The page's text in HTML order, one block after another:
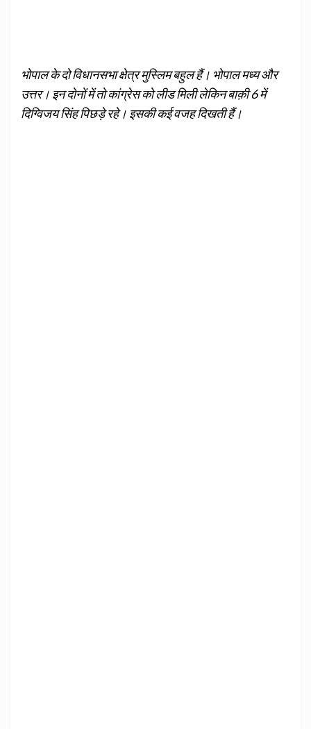
भोपाल के दो विधानसभा क्षेत्र मुस्लिम बहुल हैं। भोपाल मध्य और
उत्तर। इन दोनों में तो कांग्रेस को लीड मिली लेकिन बाक़ी 6 में
दिग्विजय सिंह पिछड़े रहे। इसकी कई वजह दिखती हैं।